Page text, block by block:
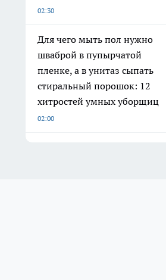
02:30
Для чего мыть пол нужно
шваброй в пупырчатой
пленке, а в унитаз сыпать
стиральный порошок: 12
хитростей умных уборщиц
02:00